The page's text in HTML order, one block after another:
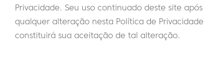
Privacidade. Seu uso continuado deste site após
qualquer alteração nesta Política de Privacidade
constituirá sua aceitação de tal alteração.